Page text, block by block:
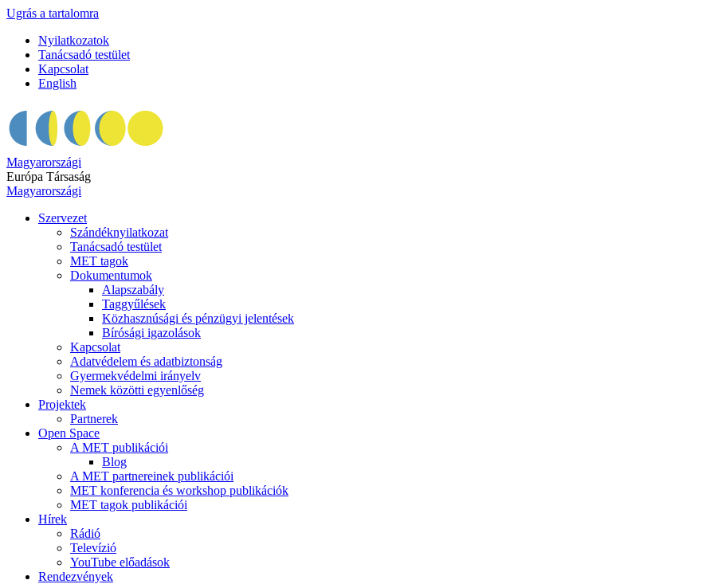
Ugrás a tartalomra
Nyilatkozatok
Tanácsadó testület
Kapcsolat
English
Magyarországi
Európa Társaság
Magyarországi
Szervezet
Szándéknyilatkozat
Tanácsadó testület
MET tagok
Dokumentumok
Alapszabály
Taggyűlések
Közhasznúsági és pénzügyi jelentések
Bírósági igazolások
Kapcsolat
Adatvédelem és adatbiztonság
Gyermekvédelmi irányelv
Nemek közötti egyenlőség
Projektek
Partnerek
Open Space
A MET publikációi
Blog
A MET partnereinek publikációi
MET konferencia és workshop publikációk
MET tagok publikációi
Hírek
Rádió
Televízió
YouTube előadások
Rendezvények